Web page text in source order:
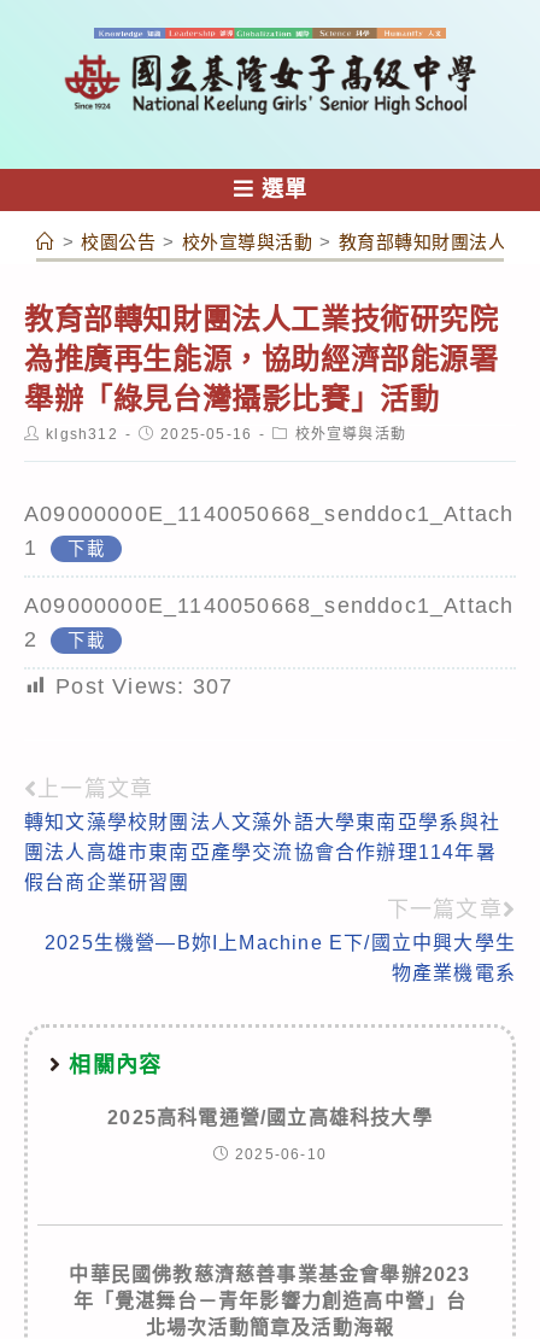
容
選單
> 校園公告 > 校外宣導與活動 > 教育部轉知財團法人工
教育部轉知財團法人工業技術研究院
為推廣再生能源，協助經濟部能源署
舉辦「綠見台灣攝影比賽」活動
Postklgsh312
Post2025-05-16
Post校外宣導與活動
A09000000E_1140050668_senddoc1_Attach
1
下載
A09000000E_1140050668_senddoc1_Attach
2
下載
Post Views: 307
Read
more
articles
上一篇文章
轉知文藻學校財團法人文藻外語大學東南亞學系與社
團法人高雄市東南亞產學交流協會合作辦理114年暑
假台商企業研習團
下一篇文章
2025生機營—B妳I上Machine E下/國立中興大學生
物產業機電系
相關內容
2025高科電通營/國立高雄科技大學
2025-06-10
中華民國佛教慈濟慈善事業基金會舉辦2023
年「覺湛舞台－青年影響力創造高中營」台
北場次活動簡章及活動海報